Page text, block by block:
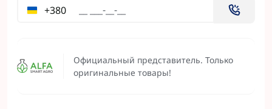
Официальный представитель. Только
оригинальные товары!
+380